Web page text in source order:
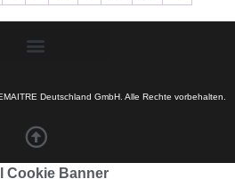
Deutschland GmbH. Alle Rechte vorbehalten.
Cookie Banner